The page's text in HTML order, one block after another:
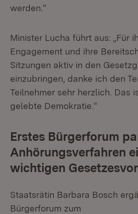
werden.“
Minister Lucha führt aus: „Für
Engagement und ihre
Sitzungen aktiv in den
einzubringen, danke ich den
Teilnehmer sehr herzlich. Das
gelebte Demokratie.“
Erstes Bürgerforum
Anhörungsverfahren
wichtigen
Staatsrätin Barbara Bosch
Bürgerforum zum